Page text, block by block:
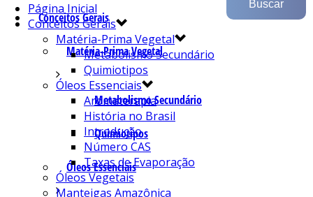
Conceitos Gerais
Matéria-Prima Vegetal
Metabolismo Secundário
Quimiotipos
Óleos Essenciais
Página Inicial
Conceitos Gerais
Matéria-Prima Vegetal
Metabolismo Secundário
Quimiotipos
Óleos Essenciais
Aromaterapia
História no Brasil
Introdução
Número CAS
Taxas de Evaporação
Óleos Vegetais
Manteigas Amazônica